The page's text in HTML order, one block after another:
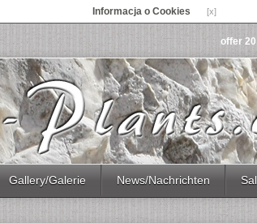
Informacja o Cookies [x]
offer
Gallery/Galerie News/Nachrichten